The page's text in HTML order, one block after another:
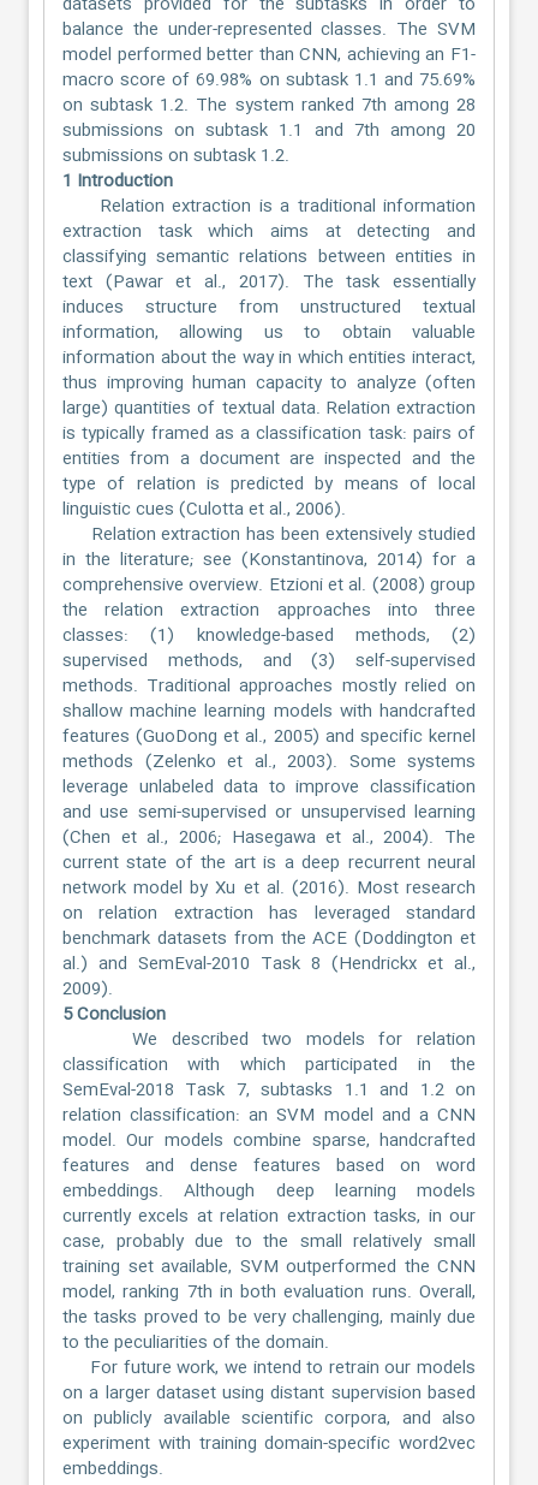
balance the under-represented classes. The SVM
model performed better than CNN, achieving an F1-
macro score of 69.98% on subtask 1.1 and 75.69%
on subtask 1.2. The system ranked 7th among 28
submissions on subtask 1.1 and 7th among 20
submissions on subtask 1.2.
1 Introduction
Relation extraction is a traditional information
extraction task which aims at detecting and
classifying semantic relations between entities in
text (Pawar et al., 2017). The task essentially
induces structure from unstructured textual
information, allowing us to obtain valuable
information about the way in which entities interact,
thus improving human capacity to analyze (often
large) quantities of textual data. Relation extraction
is typically framed as a classification task: pairs of
entities from a document are inspected and the
type of relation is predicted by means of local
linguistic cues (Culotta et al., 2006).
Relation extraction has been extensively studied
in the literature; see (Konstantinova, 2014) for a
comprehensive overview. Etzioni et al. (2008) group
the relation extraction approaches into three
classes: (1) knowledge-based methods, (2)
supervised methods, and (3) self-supervised
methods. Traditional approaches mostly relied on
shallow machine learning models with handcrafted
features (GuoDong et al., 2005) and specific kernel
methods (Zelenko et al., 2003). Some systems
leverage unlabeled data to improve classification
and use semi-supervised or unsupervised learning
(Chen et al., 2006; Hasegawa et al., 2004). The
current state of the art is a deep recurrent neural
network model by Xu et al. (2016). Most research
on relation extraction has leveraged standard
benchmark datasets from the ACE (Doddington et
al.) and SemEval-2010 Task 8 (Hendrickx et al.,
2009).
5 Conclusion
We described two models for relation
classification with which participated in the
SemEval-2018 Task 7, subtasks 1.1 and 1.2 on
relation classification: an SVM model and a CNN
model. Our models combine sparse, handcrafted
features and dense features based on word
embeddings. Although deep learning models
currently excels at relation extraction tasks, in our
case, probably due to the small relatively small
training set available, SVM outperformed the CNN
model, ranking 7th in both evaluation runs. Overall,
the tasks proved to be very challenging, mainly due
to the peculiarities of the domain.
For future work, we intend to retrain our models
on a larger dataset using distant supervision based
on publicly available scientific corpora, and also
experiment with training domain-specific word2vec
embeddings.